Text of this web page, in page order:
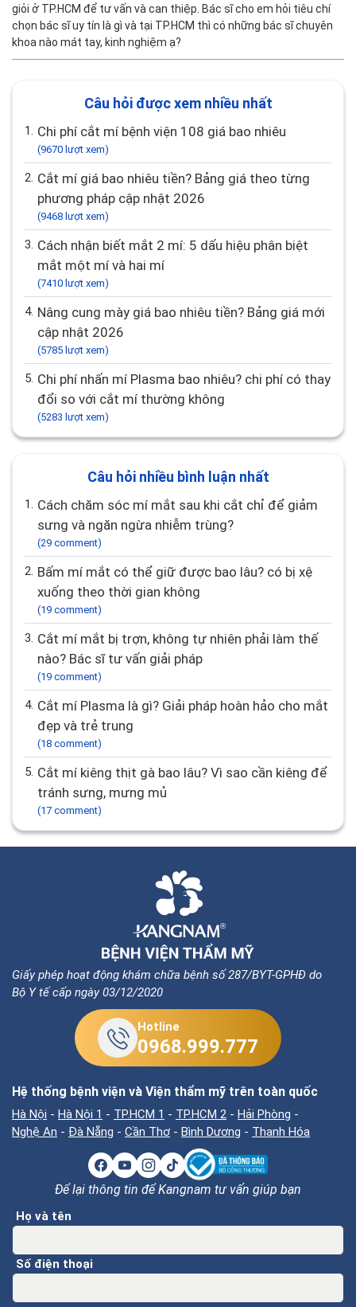
giỏi ở TP.HCM để tư vấn và can thiệp. Bác sĩ cho em hỏi tiêu chí
chọn bác sĩ uy tín là gì và tại TP.HCM thì có những bác sĩ chuyên
khoa nào mát tay, kinh nghiệm ạ?
Câu hỏi được xem nhiều nhất
1. Chi phí cắt mí bệnh viện 108 giá bao nhiêu
(9670 lượt xem)
2. Cắt mí giá bao nhiêu tiền? Bảng giá theo từng
phương pháp cập nhật 2026
(9468 lượt xem)
3. Cách nhận biết mắt 2 mí: 5 dấu hiệu phân biệt
mắt một mí và hai mí
(7410 lượt xem)
4. Nâng cung mày giá bao nhiêu tiền? Bảng giá mới
cập nhật 2026
(5785 lượt xem)
5. Chi phí nhấn mí Plasma bao nhiêu? chi phí có thay
đổi so với cắt mí thường không
(5283 lượt xem)
Câu hỏi nhiều bình luận nhất
1. Cách chăm sóc mí mắt sau khi cắt chỉ để giảm
sưng và ngăn ngừa nhiễm trùng?
(29 comment)
2. Bấm mí mắt có thể giữ được bao lâu? có bị xệ
xuống theo thời gian không
(19 comment)
3. Cắt mí mắt bị trợn, không tự nhiên phải làm thế
nào? Bác sĩ tư vấn giải pháp
(19 comment)
4. Cắt mí Plasma là gì? Giải pháp hoàn hảo cho mắt
đẹp và trẻ trung
(18 comment)
5. Cắt mí kiêng thịt gà bao lâu? Vì sao cần kiêng để
tránh sưng, mưng mủ
(17 comment)
Giấy phép hoạt động khám chữa bệnh số 287/BYT-GPHĐ do
Bộ Y tế cấp ngày 03/12/2020
Hotline
0968.999.777
Hệ thống bệnh viện và Viện thẩm mỹ trên toàn quốc
Hà Nội - Hà Nội 1 - TP.HCM 1 - TP.HCM 2 - Hải Phòng -
Nghệ An - Đà Nẵng - Cần Thơ - Bình Dương - Thanh Hóa
Để lại thông tin để Kangnam tư vấn giúp bạn
Họ và tên
Số điện thoại